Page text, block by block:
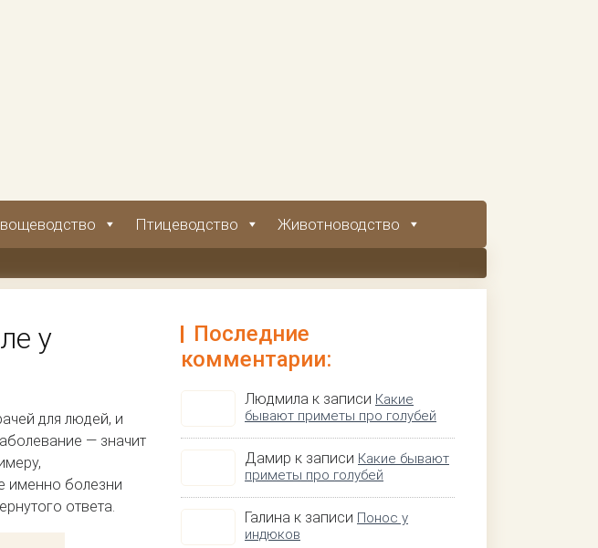
Птицеводство Животноводство
у
для людей, и
— значит
именно болезни
ответа.
Последние
комментарии:
Людмила к записи Какие
бывают приметы про голубей
Дамир к записи Какие бывают
приметы про голубей
Галина к записи Понос у
индюков